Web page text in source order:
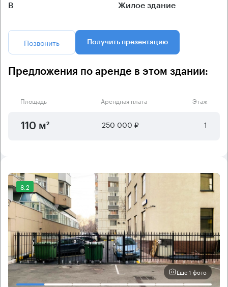
B Жилое здание
Позвонить Получить презентацию
Предложения по аренде в этом здании:
Площадь Арендная плата Этаж
110 м² 250 000 ₽ 1
8.2
Еще 1 фото